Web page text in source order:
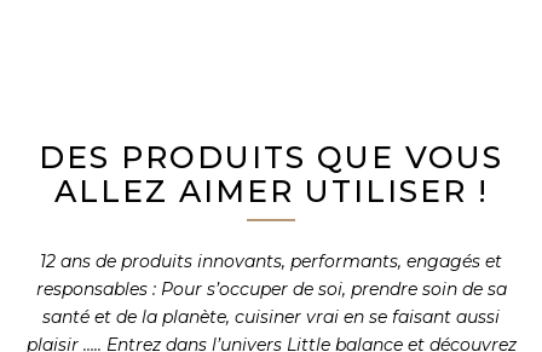
DES PRODUITS QUE VOUS
ALLEZ AIMER UTILISER !
12 ans de produits innovants, performants, engagés et
responsables : Pour s’occuper de soi, prendre soin de sa
santé et de la planète, cuisiner vrai en se faisant aussi
plaisir ….. Entrez dans l’univers Little balance et découvrez